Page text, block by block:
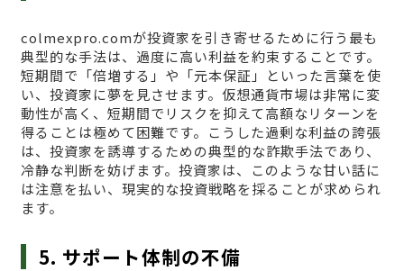
colmexpro.comが投資家を引き寄せるために行う最も
典型的な手法は、過度に高い利益を約束することです。
短期間で「倍増する」や「元本保証」といった言葉を使
い、投資家に夢を見させます。仮想通貨市場は非常に変
動性が高く、短期間でリスクを抑えて高額なリターンを
得ることは極めて困難です。こうした過剰な利益の誇張
は、投資家を誘導するための典型的な詐欺手法であり、
冷静な判断を妨げます。投資家は、このような甘い話に
は注意を払い、現実的な投資戦略を採ることが求められ
ます。
5. サポート体制の不備